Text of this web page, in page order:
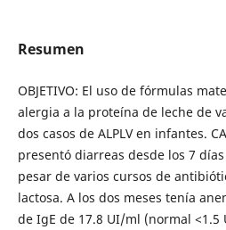
Resumen
OBJETIVO: El uso de fórmulas
alergia a la proteína de leche de
dos casos de ALPLV en infantes.
presentó diarreas desde los 7
pesar de varios cursos de
lactosa. A los dos meses tenía
de IgE de 17.8 UI/ml (normal